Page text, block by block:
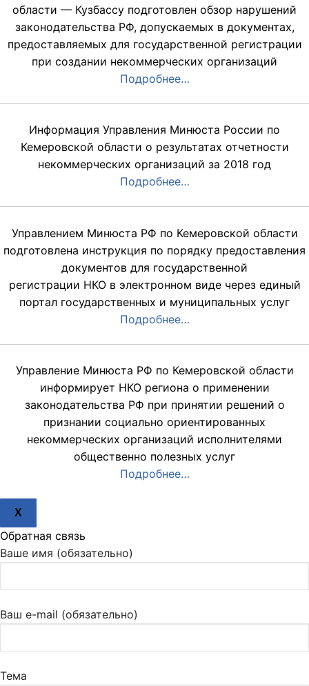
области — Кузбассу подготовлен обзор нарушений
законодательства РФ, допускаемых в документах,
предоставляемых для государственной регистрации
при создании некоммерческих организаций
Подробнее…
Информация Управления Минюста России по
Кемеровской области о результатах отчетности
некоммерческих организаций за 2018 год
Подробнее…
Управлением Минюста РФ по Кемеровской области
подготовлена инструкция по порядку предоставления
документов для государственной
регистрации НКО в электронном виде через единый
портал государственных и муниципальных услуг
Подробнее…
Управление Минюста РФ по Кемеровской области
информирует НКО региона о применении
законодательства РФ при принятии решений о
признании социально ориентированных
некоммерческих организаций исполнителями
общественно полезных услуг
Подробнее…
X
Обратная связь
Ваше имя (обязательно)
Ваш e-mail (обязательно)
Тема